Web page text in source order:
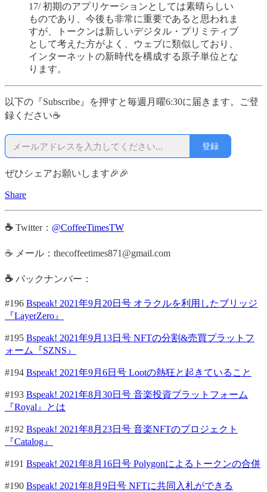
17/ 初期のアプリケーションとしては素晴らしい
ものであり、今後も非常に重要であると思われま
すが、トークンは新しいデジタル・プリミティブ
として考えた方がよく、ウェブに類似しており、
インターネットの新時代を構成する原子単位とな
ります。
以下の『Subscribe』を押すと毎週月曜6:30に届きます。ご登
録ください☕
登録
ぜひシェアお願いします🎉🎉
Share
☕ Twitter： @CoffeeTimesTW
☕ メール：thecoffeetimes871@gmail.com
☕ バックナンバー：
#196 Bspeak! 2021年9月20日号 オラクルを利用したブリッジ
『LayerZero』
#195 Bspeak! 2021年9月13日号 NFTの分割&売買プラットフ
ォーム『SZNS』
#194 Bspeak! 2021年9月6日号 Lootの熱狂と起きていること
#193 Bspeak! 2021年8月30日号 音楽投資プラットフォーム
『Royal』とは
#192 Bspeak! 2021年8月23日号 音楽NFTのプロジェクト
『Catalog』
#191 Bspeak! 2021年8月16日号 Polygonによるトークンの合併
#190 Bspeak! 2021年8月9日号 NFTに共同入札ができる